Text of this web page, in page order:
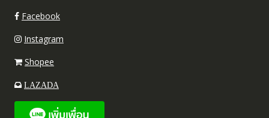
Facebook
Instagram
Shopee
LAZADA